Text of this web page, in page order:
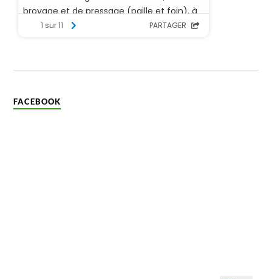
FACEBOOK